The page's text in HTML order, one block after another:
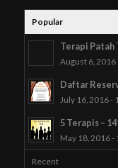
Popular
Terapi Patah
August 6, 2016
Daftar
July 16, 2016 -
5 Terapis –
May 18, 2016 -
Recent